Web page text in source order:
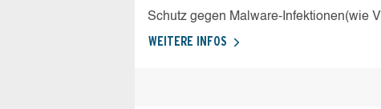
Schutz gegen Malware-Infektionen(wie
WEITERE INFOS